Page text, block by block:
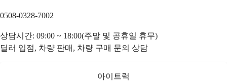
0508-0328-7002
상담시간: 09:00 ~ 18:00(주말 및 공휴일 휴무)
딜러 입점, 차량 판매, 차량 구매 문의 상담
아이트럭